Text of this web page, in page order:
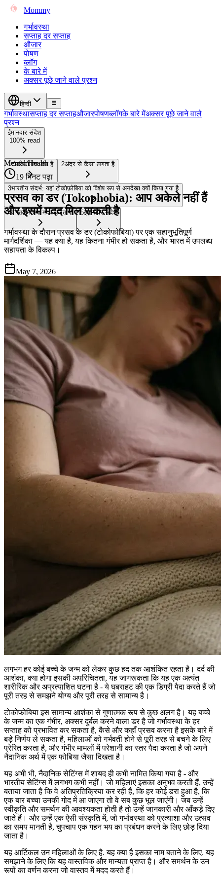
Mommy
गर्भावस्था
सप्ताह दर सप्ताह
औजार
पोषण
ब्लॉग
के बारे में
अक्सर पूछे जाने वाले प्रश्न
हिन्दी
गर्भावस्थासप्ताह दर सप्ताहऔजारपोषणब्लॉगके बारे मेंअक्सर पूछे जाने वाले
प्रश्न
ईमानदार संदेश
100% read
1टोकोफोबिया क्या है 2अंदर से कैसा लगता है
3भारतीय संदर्भ: यहां टोकोफ़ोबिया को विशेष रूप से अनदेखा क्यों किया गया है
4वास्तव में क्या मदद करता है 5ईमानदार संदेश
Mental Health
19 मिनट पढ़ा
प्रसव का डर (Tokophobia): आप अकेले नहीं हैं
और इसमें मदद मिल सकती है
गर्भावस्था के दौरान प्रसव के डर (टोकोफोबिया) पर एक सहानुभूतिपूर्ण
मार्गदर्शिका — यह क्या है, यह कितना गंभीर हो सकता है, और भारत में उपलब्ध
सहायता के विकल्प।
May 7, 2026
लगभग हर कोई बच्चे के जन्म को लेकर कुछ हद तक आशंकित रहता है। दर्द की
आशंका, क्या होगा इसकी अपरिचितता, यह जागरूकता कि यह एक अत्यंत
शारीरिक और अप्रत्याशित घटना है - ये घबराहट की एक डिग्री पैदा करते हैं जो
पूरी तरह से समझने योग्य और पूरी तरह से सामान्य है।
टोकोफोबिया इस सामान्य आशंका से गुणात्मक रूप से कुछ अलग है। यह बच्चे
के जन्म का एक गंभीर, अक्सर दुर्बल करने वाला डर है जो गर्भावस्था के हर
सप्ताह को प्रभावित कर सकता है, कैसे और कहाँ प्रसव करना है इसके बारे में
बड़े निर्णय ले सकता है, महिलाओं को गर्भवती होने से पूरी तरह से बचने के लिए
प्रेरित करता है, और गंभीर मामलों में परेशानी का स्तर पैदा करता है जो अपने
नैदानिक ​​​​अर्थ में एक फोबिया जैसा दिखता है।
यह अभी भी, नैदानिक ​​​​सेटिंग्स में शायद ही कभी नामित किया गया है - और
भारतीय सेटिंग्स में लगभग कभी नहीं। जो महिलाएं इसका अनुभव करती हैं, उन्हें
बताया जाता है कि वे अतिप्रतिक्रिया कर रही हैं, कि हर कोई डरा हुआ है, कि
एक बार बच्चा उनकी गोद में आ जाएगा तो वे सब कुछ भूल जाएंगी। जब उन्हें
स्वीकृति और समर्थन की आवश्यकता होती है तो उन्हें जानकारी और आँकड़े दिए
जाते हैं। और उन्हें एक ऐसी संस्कृति में, जो गर्भावस्था को प्रत्याशा और उत्सव
का समय मानती है, चुपचाप एक गहन भय का प्रबंधन करने के लिए छोड़ दिया
जाता है।
यह आर्टिकल उन महिलाओं के लिए है. यह क्या है इसका नाम बताने के लिए. यह
समझाने के लिए कि यह वास्तविक और मान्यता प्राप्त है। और समर्थन के उन
रूपों का वर्णन करना जो वास्तव में मदद करते हैं।